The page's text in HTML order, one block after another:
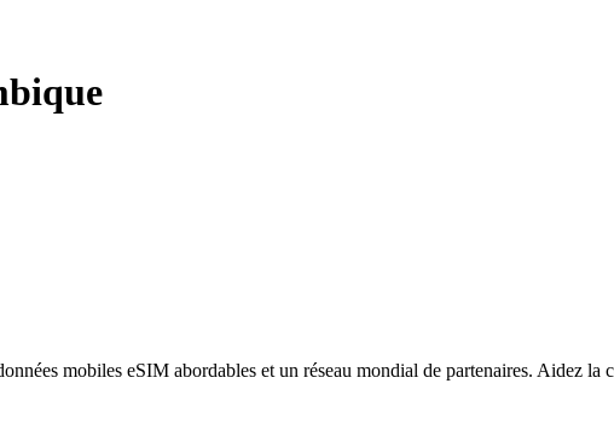
mobiles eSIM abordables et un réseau mondial de partenaires. Aidez la